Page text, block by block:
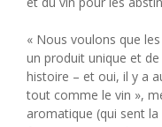
« Nous voulons que
un produit unique et
histoire – et oui, il y a
tout comme le vin »,
aromatique (qui sent